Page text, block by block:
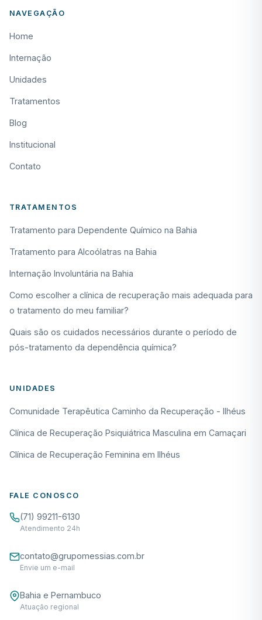
NAVEGAÇÃO
Home
Internação
Unidades
Tratamentos
Blog
Institucional
Contato
TRATAMENTOS
Tratamento para Dependente Químico na Bahia
Tratamento para Alcoólatras na Bahia
Internação Involuntária na Bahia
Como escolher a clínica de recuperação mais adequada para
o tratamento do meu familiar?
Quais são os cuidados necessários durante o período de
pós-tratamento da dependência química?
UNIDADES
Comunidade Terapêutica Caminho da Recuperação - Ilhéus
Clínica de Recuperação Psiquiátrica Masculina em Camaçari
Clínica de Recuperação Feminina em Ilhéus
FALE CONOSCO
(71) 99211-6130
Atendimento 24h
contato@grupomessias.com.br
Envie um e-mail
Bahia e Pernambuco
Atuação regional